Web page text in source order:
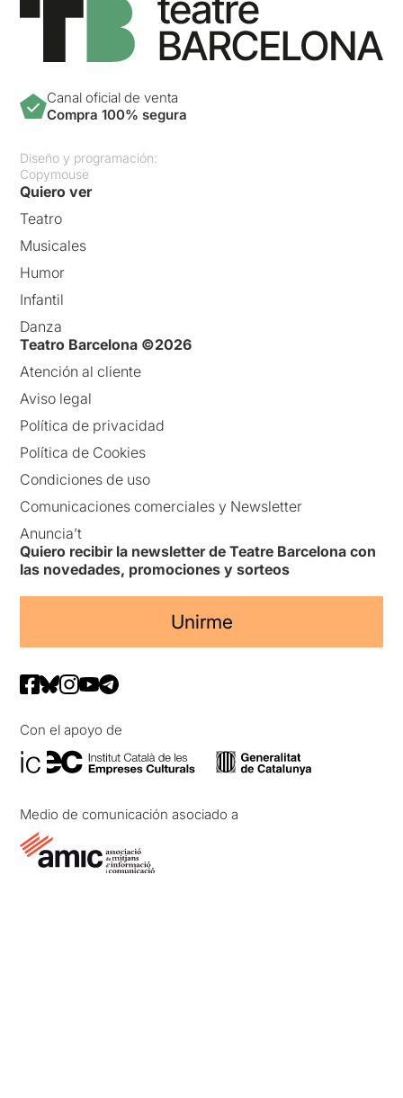
Canal oficial de venta
Compra 100% segura
Diseño y programación:
Copymouse
Quiero ver
Teatro
Musicales
Humor
Infantil
Danza
Teatro Barcelona ©2026
Atención al cliente
Aviso legal
Política de privacidad
Política de Cookies
Condiciones de uso
Comunicaciones comerciales y Newsletter
Anuncia’t
Quiero recibir la newsletter de Teatre Barcelona con
las novedades, promociones y sorteos
Unirme
Con el apoyo de
Medio de comunicación asociado a